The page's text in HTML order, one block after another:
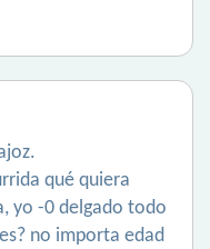
qué quiera
yo -0 delgado todo
no importa edad